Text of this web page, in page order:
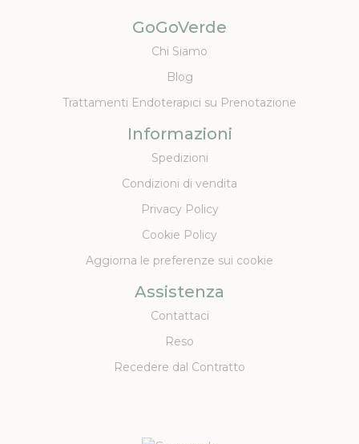
GoGoVerde
Chi Siamo
Blog
Trattamenti Endoterapici su Prenotazione
Informazioni
Spedizioni
Condizioni di vendita
Privacy Policy
Cookie Policy
Aggiorna le preferenze sui cookie
Assistenza
Contattaci
Reso
Recedere dal Contratto